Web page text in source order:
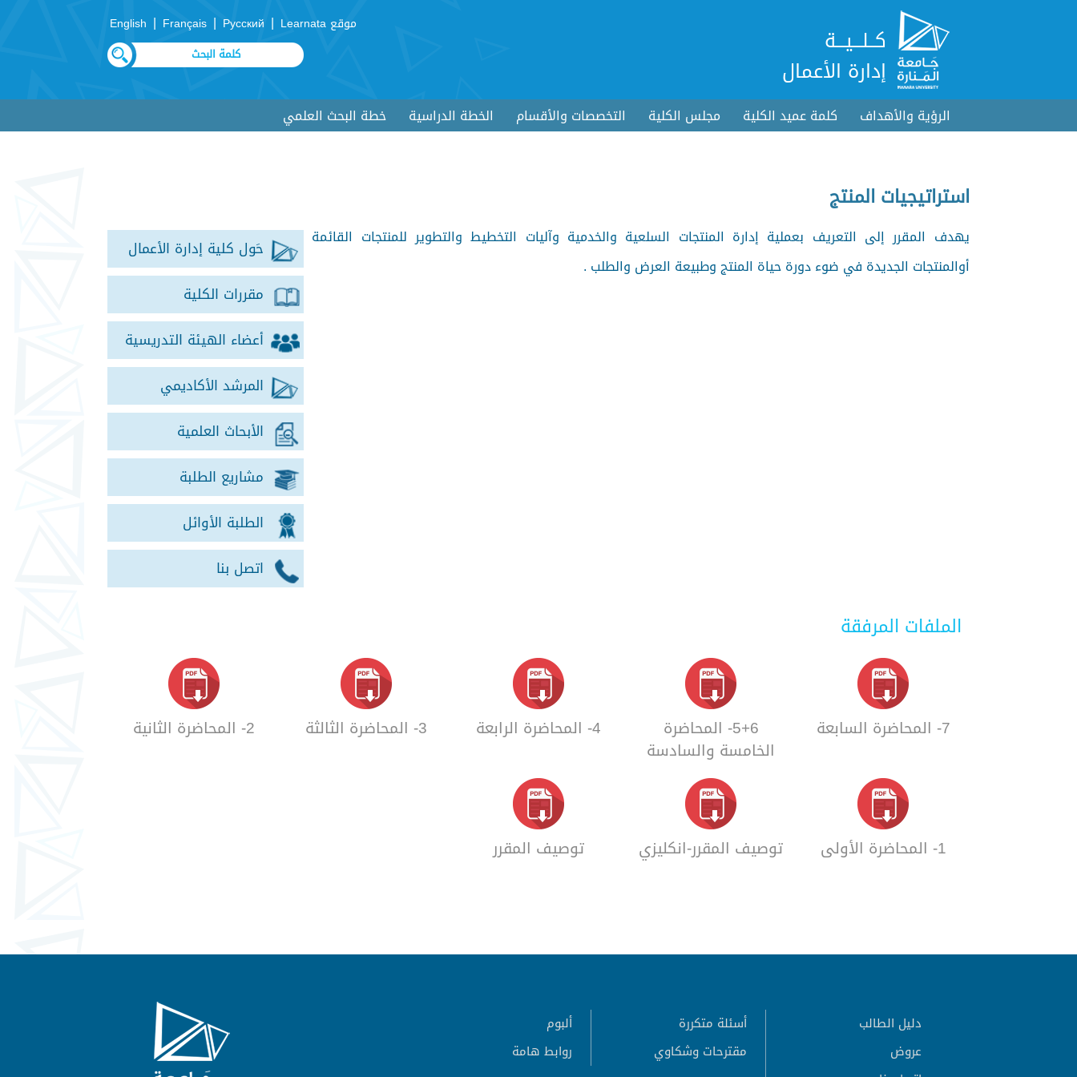
كــلـــيـــة
إدارة الأعمال
موقع Learnata |
Русский
|
Français
|
English
الرؤية والأهداف كلمة عميد الكلية مجلس الكلية التخصصات والأقسام الخطة الدراسية خطة البحث العلمي
استراتيجيات المنتج
حَول كلية إدارة الأعمال
مقررات الكلية
أعضاء الهيئة التدريسية
المرشد الأكاديمي
الأبحاث العلمية
مشاريع الطلبة
الطلبة الأوائل
اتصل بنا
يهدف المقرر إلى التعريف بعملية إدارة المنتجات السلعية والخدمية وآليات التخطيط والتطوير للمنتجات القائمة
أوالمنتجات الجديدة في ضوء دورة حياة المنتج وطبيعة العرض والطلب .
الملفات المرفقة
7- المحاضرة السابعة 5+6- المحاضرة
الخامسة والسادسة
4- المحاضرة الرابعة 3- المحاضرة الثالثة 2- المحاضرة الثانية
1- المحاضرة الأولى توصيف المقرر-انكليزي توصيف المقرر
دليل الطالب أسئلة متكررة
ألبوم
عروض
مقترحات وشكاوي
روابط هامة